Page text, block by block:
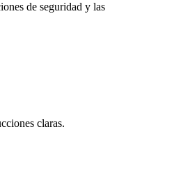
de seguridad y las
claras.